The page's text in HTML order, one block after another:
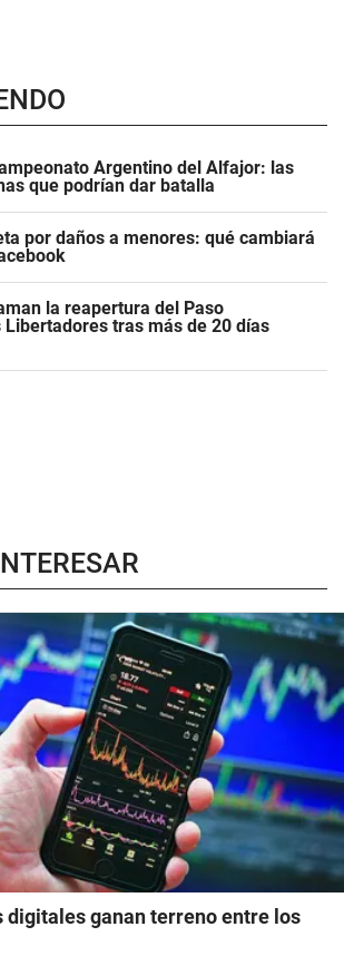
Argentino del Alfajor: las
que podrían dar batalla
por daños a menores: qué cambiará
la reapertura del Paso
tras más de 20 días
digitales ganan terreno entre los